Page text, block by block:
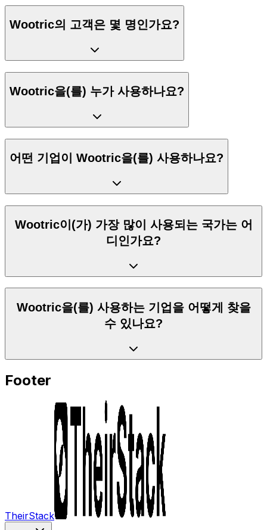
Wootric의 고객은 몇 명인가요?
Wootric을(를) 누가 사용하나요?
어떤 기업이 Wootric을(를) 사용하나요?
Wootric이(가) 가장 많이 사용되는 국가는 어
디인가요?
Wootric을(를) 사용하는 기업을 어떻게 찾을
수 있나요?
Footer
TheirStack